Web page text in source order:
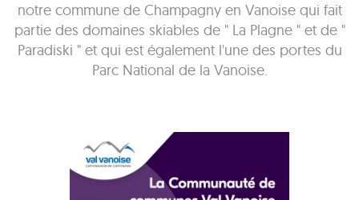
notre commune de Champagny en Vanoise qui fait
partie des domaines skiables de " La Plagne " et de "
Paradiski " et qui est également l'une des portes du
Parc National de la Vanoise.